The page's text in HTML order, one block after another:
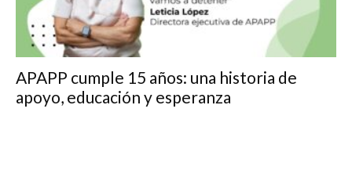
APAPP cumple 15 años: una historia de
apoyo, educación y esperanza